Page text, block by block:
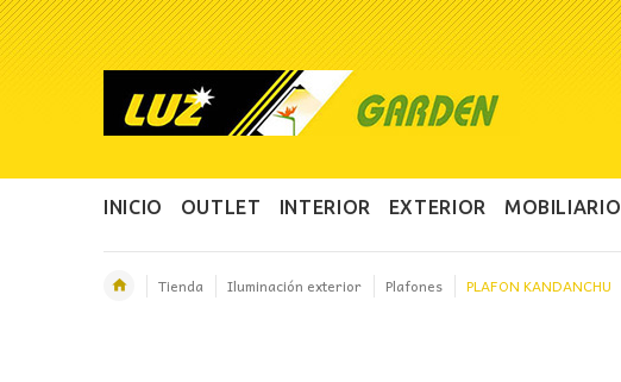
INICIO OUTLET INTERIOR EXTERIOR MOBILIARIO
Tienda Iluminación exterior Plafones PLAFON KANDANCHU